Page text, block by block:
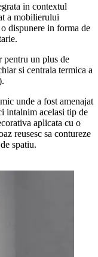
in contextul
a mobilierului
dispunere in forma de
pentru un plus de
si centrala termica a
unde a fost amenajat
intalnim acelasi tip de
aplicata cu o
reusesc sa contureze
spatiu.